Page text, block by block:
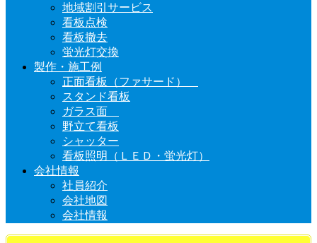
地域割引サービス
看板点検
看板撤去
蛍光灯交換
製作・施工例
正面看板（ファサード）
スタンド看板
ガラス面
野立て看板
シャッター
看板照明（ＬＥＤ・蛍光灯）
会社情報
社員紹介
会社地図
会社情報